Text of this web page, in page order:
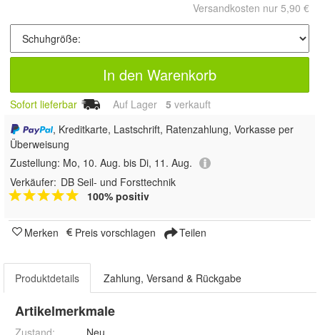
Versandkosten nur 5,90 €
In den Warenkorb
Sofort lieferbar Auf Lager 5 verkauft
, Kreditkarte, Lastschrift, Ratenzahlung, Vorkasse per
Überweisung
Zustellung: Mo, 10. Aug. bis Di, 11. Aug.
Verkäufer: DB Seil- und Forsttechnik
100% positiv
Merken Preis vorschlagen Teilen
Produktdetails Zahlung, Versand & Rückgabe
Artikelmerkmale